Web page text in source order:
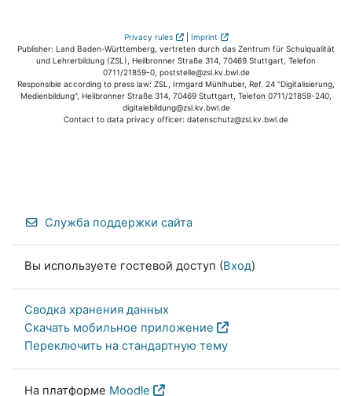
Privacy rules | Imprint
Publisher: Land Baden-Württemberg, vertreten durch das Zentrum für Schulqualität
und Lehrerbildung (ZSL), Heilbronner Straße 314, 70469 Stuttgart, Telefon
0711/21859-0, poststelle@zsl.kv.bwl.de
Responsible according to press law: ZSL, Irmgard Mühlhuber, Ref. 24 "Digitalisierung,
Medienbildung", Heilbronner Straße 314, 70469 Stuttgart, Telefon 0711/21859-240,
digitalebildung@zsl.kv.bwl.de
Contact to data privacy officer: datenschutz@zsl.kv.bwl.de
Служба поддержки сайта
Вы используете гостевой доступ (Вход)
Сводка хранения данных
Скачать мобильное приложение
Переключить на стандартную тему
На платформе Moodle